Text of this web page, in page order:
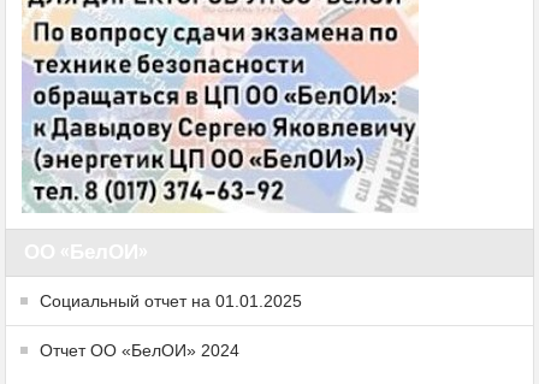
Социальный отчет на 01.01.2025
Отчет ОО «БелОИ» 2024